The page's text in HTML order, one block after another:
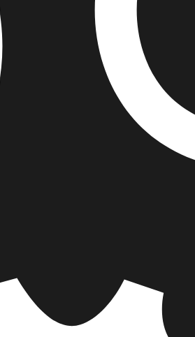
איזה פורמט בא לך?
מודפס
70.4
מחיר על הספר: ₪ 88